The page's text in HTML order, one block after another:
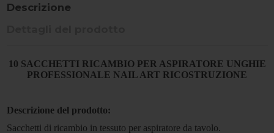
Descrizione
10 SACCHETTI RICAMBIO PER ASPIRATORE UNGHIE
PROFESSIONALE NAIL ART RICOSTRUZIONE
Descrizione del prodotto:
Sacchetti di ricambio in tessuto per aspiratore da tavolo.